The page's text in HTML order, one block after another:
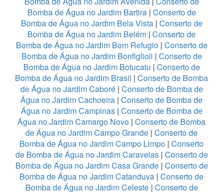
Bomba de Água no Jardim Bartira| Conserto de
Bomba de Água no Jardim Bela Vista| Conserto de
Bomba de Água no Jardim Belém | Conserto de
Bomba de Água no Jardim Bom Refugio| Conserto de
Bomba de Água no Jardim Bonfiglioli | Conserto de
Bomba de Água no Jardim Botucatu | Conserto de
Bomba de Água no Jardim Brasil | Conserto de Bomba
de Água no Jardim Caboré| Conserto de Bomba de
Água no Jardim Cachoeira | Conserto de Bomba de
Água no Jardim Campinas| Conserto de Bomba de
Água no Jardim Camargo Novo | Conserto de Bomba
de Água no Jardim Campo Grande | Conserto de
Bomba de Água no Jardim Campo Limpo | Conserto
de Bomba de Água no Jardim Caravelas| Conserto de
Bomba de Água no Jardim Casa Grande| Conserto de
Bomba de Água no Jardim Catanduva | Conserto de
Bomba de Água no Jardim Celeste| Conserto de